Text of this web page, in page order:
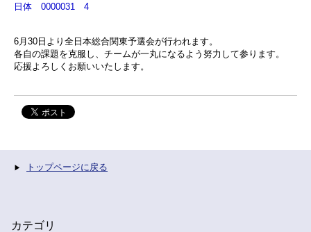
日体 0000031 4
6月30日より全日本総合関東予選会が行われます。
各自の課題を克服し、チームが一丸になるよう努力して参ります。
応援よろしくお願いいたします。
トップページに戻る
カテゴリ